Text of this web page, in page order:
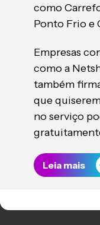
como
Ponto Frio e
Empresas
como a
também
que
no serviço
Leia mais